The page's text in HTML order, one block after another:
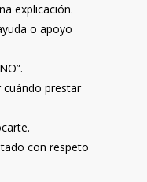
explicación.
o apoyo
cuándo prestar
con respeto